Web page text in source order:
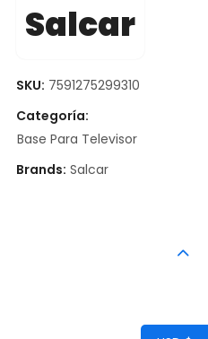
Salcar
SKU: 7591275299310
Categoría:
Base Para Televisor
Brands: Salcar